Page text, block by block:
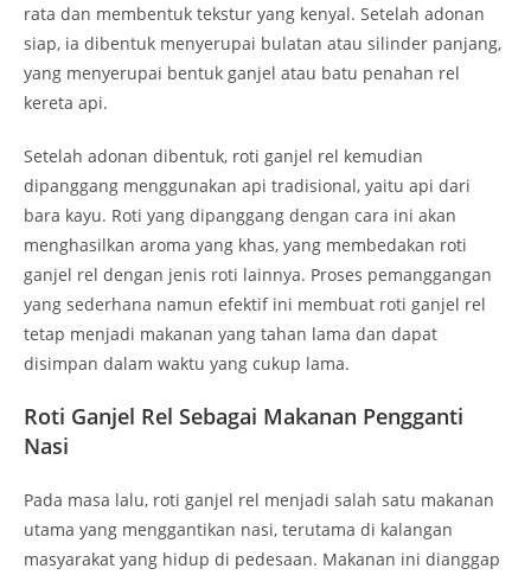
rata dan membentuk tekstur yang kenyal. Setelah adonan
siap, ia dibentuk menyerupai bulatan atau silinder panjang,
yang menyerupai bentuk ganjel atau batu penahan rel
kereta api.
Setelah adonan dibentuk, roti ganjel rel kemudian
dipanggang menggunakan api tradisional, yaitu api dari
bara kayu. Roti yang dipanggang dengan cara ini akan
menghasilkan aroma yang khas, yang membedakan roti
ganjel rel dengan jenis roti lainnya. Proses pemanggangan
yang sederhana namun efektif ini membuat roti ganjel rel
tetap menjadi makanan yang tahan lama dan dapat
disimpan dalam waktu yang cukup lama.
Roti Ganjel Rel Sebagai Makanan Pengganti
Nasi
Pada masa lalu, roti ganjel rel menjadi salah satu makanan
utama yang menggantikan nasi, terutama di kalangan
masyarakat yang hidup di pedesaan. Makanan ini dianggap